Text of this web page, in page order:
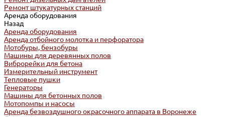
Ремонт штукатурных станций
Аренда оборудования
Назад
Аренда оборудования
Аренда отбойного молотка и перфоратора
Мотобуры, бензобуры
Машины для деревянных полов
Виброрейки для бетона
Измерительный инструмент
Тепловые пушки
Генераторы
Машины для бетонных полов
Мотопомпы и насосы
Аренда безвоздушного окрасочного аппарата в Воронеже